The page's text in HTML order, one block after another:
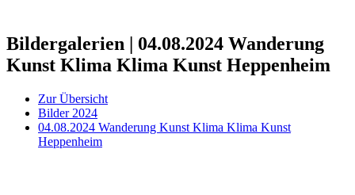
Bildergalerien | 04.08.2024 Wanderung
Kunst Klima Klima Kunst Heppenheim
Zur Übersicht
Bilder 2024
04.08.2024 Wanderung Kunst Klima Klima Kunst
Heppenheim